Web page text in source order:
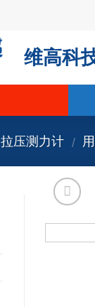
维高科
拉压测力计 /